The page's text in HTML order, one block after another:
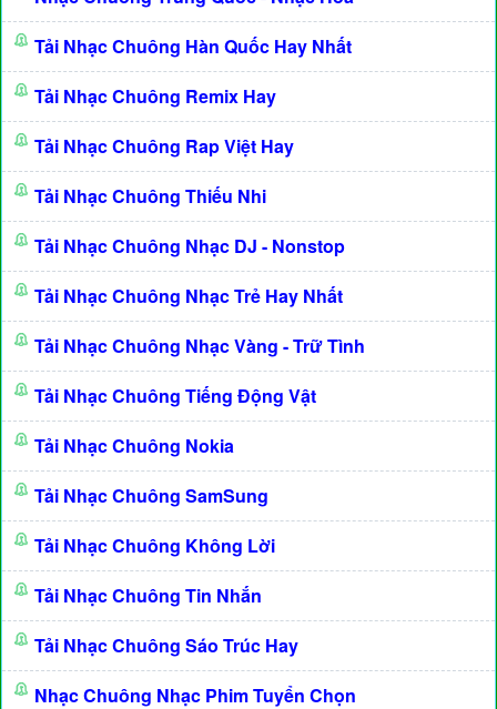
Tải Nhạc Chuông Hàn Quốc Hay Nhất
Tải Nhạc Chuông Remix Hay
Tải Nhạc Chuông Rap Việt Hay
Tải Nhạc Chuông Thiếu Nhi
Tải Nhạc Chuông Nhạc DJ - Nonstop
Tải Nhạc Chuông Nhạc Trẻ Hay Nhất
Tải Nhạc Chuông Nhạc Vàng - Trữ Tình
Tải Nhạc Chuông Tiếng Động Vật
Tải Nhạc Chuông Nokia
Tải Nhạc Chuông SamSung
Tải Nhạc Chuông Không Lời
Tải Nhạc Chuông Tin Nhắn
Tải Nhạc Chuông Sáo Trúc Hay
Nhạc Chuông Nhạc Phim Tuyển Chọn